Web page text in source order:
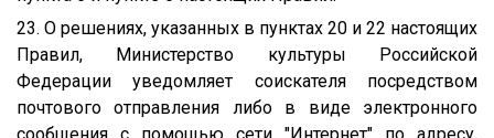
23. О решениях, указанных в пунктах 20 и 22 настоящих
Правил, Министерство культуры Российской
Федерации уведомляет соискателя посредством
почтового отправления либо в виде электронного